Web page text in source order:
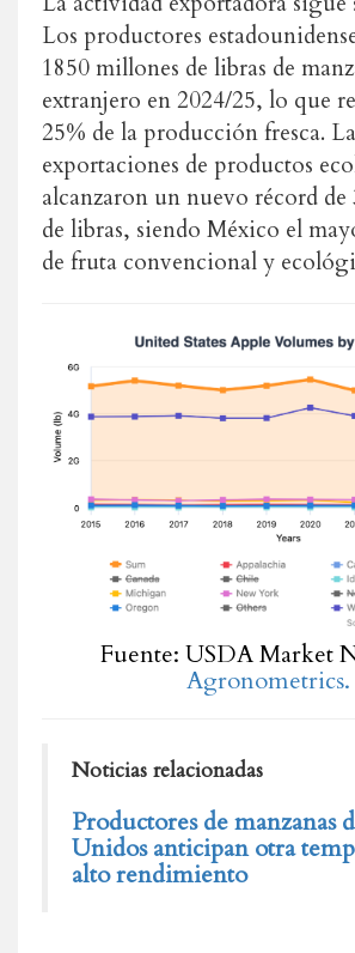
Los productores
1850 millones de libras de
extranjero en 2024/25, lo que
25% de la producción fresca.
exportaciones de productos
alcanzaron un nuevo récord
de libras, siendo México el
de fruta convencional y
Fuente: USDA Market
Agronometrics.
Noticias relacionadas
Productores de manzanas
Unidos anticipan otra
alto rendimiento